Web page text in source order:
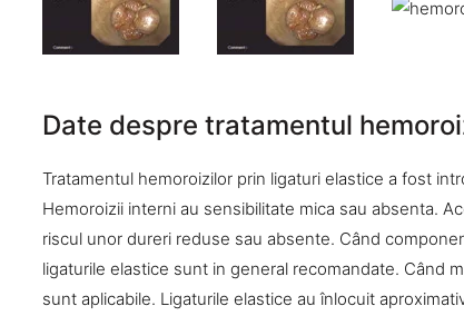
Date despre tratamentul
Tratamentul hemoroizilor prin ligaturi elastice a fost
Hemoroizii interni au sensibilitate mica sau absenta.
riscul unor dureri reduse sau absente. Când
ligaturile elastice sunt in general recomandate. Când
sunt aplicabile. Ligaturile elastice au înlocuit